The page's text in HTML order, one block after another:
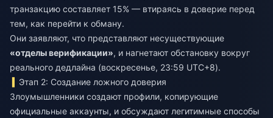
транзакцию составляет 15% — втираясь в доверие перед
тем, как перейти к обману.
Они заявляют, что представляют несуществующие
«отделы верификации», и нагнетают обстановку вокруг
реального дедлайна (воскресенье, 23:59 UTC+8).
Этап 2: Создание ложного доверия
Злоумышленники создают профили, копирующие
официальные аккаунты, и обсуждают легитимные способы